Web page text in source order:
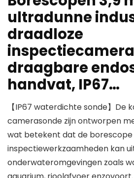
ultradunne
draadloze
draagbare
handvat, IP67…
【IP67 waterdichte sonde】De
camerasonde zijn ontworpen
wat betekent dat de borescope
inspectiewerkzaamheden kan
onderwateromgevingen zoals